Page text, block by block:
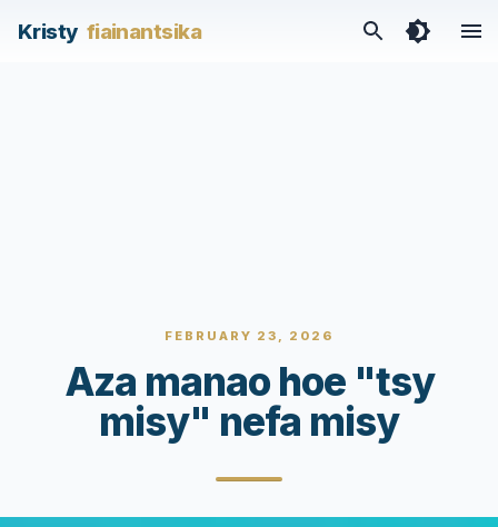
Kristy fiainantsika
FEBRUARY 23, 2026
Aza manao hoe "tsy
misy" nefa misy